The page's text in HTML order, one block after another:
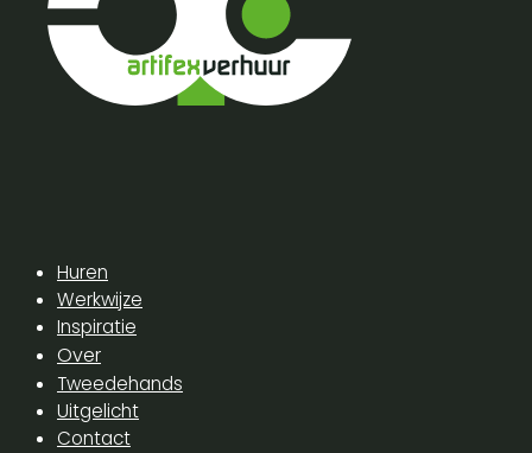
Huren
Werkwijze
Inspiratie
Over
Tweedehands
Uitgelicht
Contact